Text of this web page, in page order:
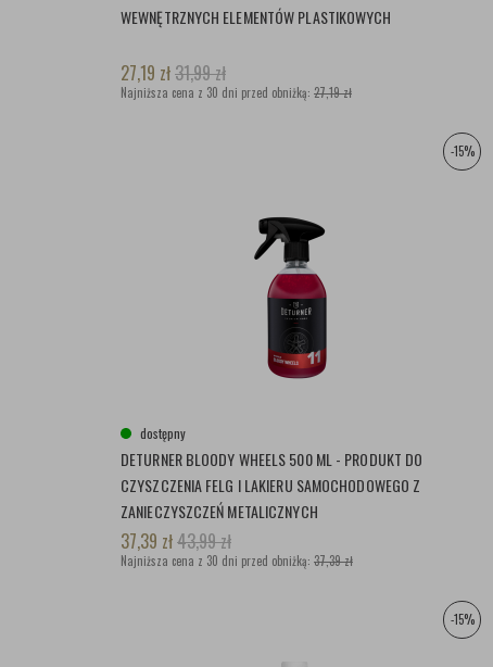
WEWNĘTRZNYCH ELEMENTÓW PLASTIKOWYCH
27,19 zł31,99zł
Najniższa cena z 30 dni przed obniżką: 27,19 zł
-15%
dostępny
DETURNER BLOODY WHEELS 500 ML - PRODUKT DO
CZYSZCZENIA FELG I LAKIERU SAMOCHODOWEGO Z
ZANIECZYSZCZEŃ METALICZNYCH
37,39 zł43,99zł
Najniższa cena z 30 dni przed obniżką: 37,39 zł
-15%